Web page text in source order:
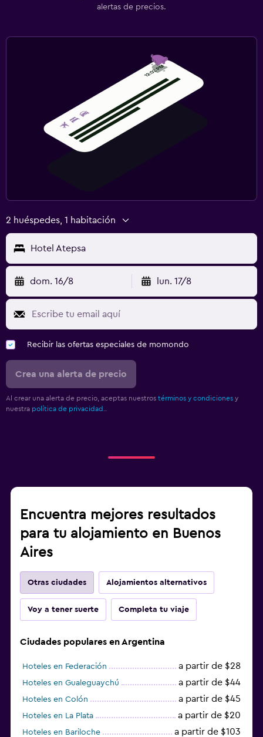
alertas de precios.
2 huéspedes, 1 habitación
Hotel Atepsa
dom. 16/8 lun. 17/8
Recibir las ofertas especiales de momondo
Crea una alerta de precio
Al crear una alerta de precio, aceptas nuestros términos y condiciones y
nuestra política de privacidad.
Encuentra mejores resultados
para tu alojamiento en Buenos
Aires
Otras ciudades Alojamientos alternativos
Voy a tener suerte Completa tu viaje
Ciudades populares en Argentina
Hoteles en Federación a partir de $28
Hoteles en Gualeguaychú a partir de $44
Hoteles en Colón a partir de $45
Hoteles en La Plata a partir de $20
Hoteles en Bariloche a partir de $103